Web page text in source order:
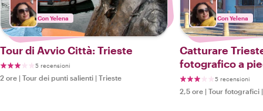
Con Yelena
Tour di Avvio Città: Trieste
5 recensioni
2 ore | Tour dei punti salienti | Trieste
Con Yelena
Catturare
fotografico a
5 recensioni
2,5 ore | Tour fotografici